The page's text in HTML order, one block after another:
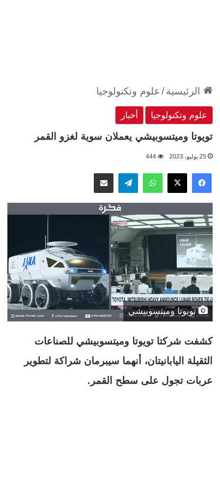
الرئيسية/ علوم وتكنولوجيا
علوم وتكنولوجيا أخبار
تويوتا وميتسوبيشي يعملان سوية لغزو القمر
25 يوليو، 2023 444
فيسبوك
‫X واتسابتيلقراممشاركة عبر البريد
تويوتا وميتسوبيشي
كشفت شركتا تويوتا وميتسوبيشي للصناعات
الثقيلة اليابانيتان، أنهما سيبرمان شراكة لتطوير
عربات تجول على سطح القمر.